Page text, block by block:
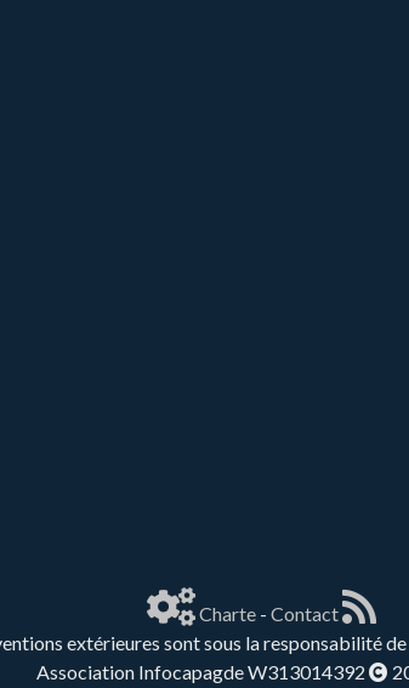
Charte- Contact
extérieures sont sous la responsabilité
Association Infocapagde W313014392